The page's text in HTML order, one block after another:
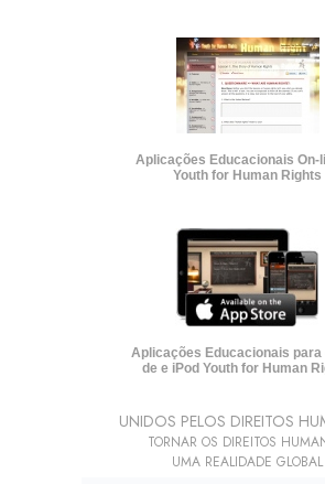
Aplicações Educacionais On-
Youth for Human Rights
Aplicações Educacionais para
de e iPod Youth for Human
UNIDOS PELOS DIREITOS
TORNAR OS DIREITOS
UMA REALIDADE GLOBAL